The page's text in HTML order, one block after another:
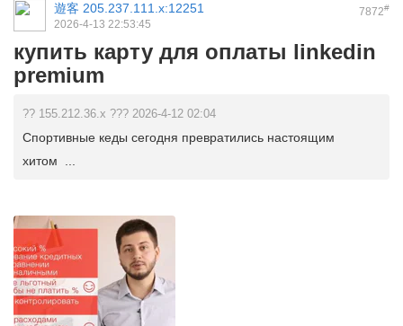
7872#
遊客 205.237.111.x:12251
2026-4-13 22:53:45
купить карту для оплаты linkedin
premium
?? 155.212.36.x ??? 2026-4-12 02:04
Спортивные кеды сегодня превратились настоящим
хитом ...